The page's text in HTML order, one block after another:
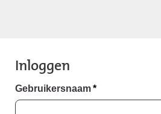
Inloggen
Gebruikersnaam*